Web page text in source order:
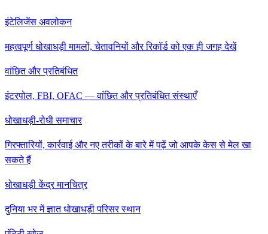
इंटेलिजेंस अवलोकन
महत्वपूर्ण धोखाधड़ी मामलों, चेतावनियों और रिकॉर्ड को एक ही जगह देखें
वांछित और प्रतिबंधित
इंटरपोल, FBI, OFAC — वांछित और प्रतिबंधित संस्थाएँ
धोखाधड़ी-रोधी समाचार
गिरफ्तारियों, कार्रवाई और नए तरीकों के बारे में पढ़ें जो आपके केस से मेल खा
सकते हैं
धोखाधड़ी केंद्र मानचित्र
दुनिया भर में ज्ञात धोखाधड़ी परिसर स्थान